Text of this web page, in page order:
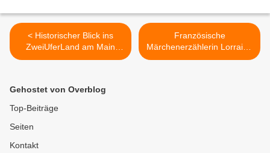
< Historischer Blick ins
ZweiUferLand am Main
zum Kloster Unterzell zu
Französische
Märchenerzählerin Lorraine
Ollagnier faszinierte
Gehostet von Overblog
Top-Beiträge
Seiten
Kontakt